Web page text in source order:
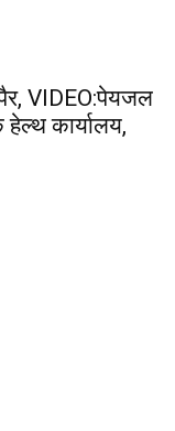
VIDEO:पेयजल
कार्यालय,